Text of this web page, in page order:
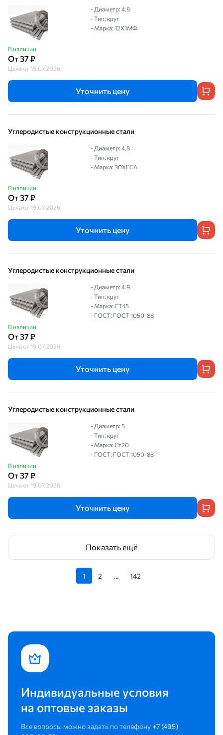
В наличии
От 37 ₽
Цена от 19.07.2026
- Диаметр: 4.8
- Тип: круг
- Марка: 12Х1МФ
Уточнить цену
Углеродистые конструкционные стали
В наличии
От 37 ₽
Цена от 19.07.2026
- Диаметр: 4.8
- Тип: круг
- Марка: 30ХГСА
Уточнить цену
Углеродистые конструкционные стали
В наличии
От 37 ₽
Цена от 19.07.2026
- Диаметр: 4.9
- Тип: круг
- Марка: СТ45
- ГОСТ: ГОСТ 1050-88
Уточнить цену
Углеродистые конструкционные стали
В наличии
От 37 ₽
Цена от 19.07.2026
- Диаметр: 5
- Тип: круг
- Марка: Ст20
- ГОСТ: ГОСТ 1050-88
Уточнить цену
Показать ещё
1 2 ... 142
Индивидуальные условия
на оптовые заказы
Все вопросы можно задать по телефону +7 (495)